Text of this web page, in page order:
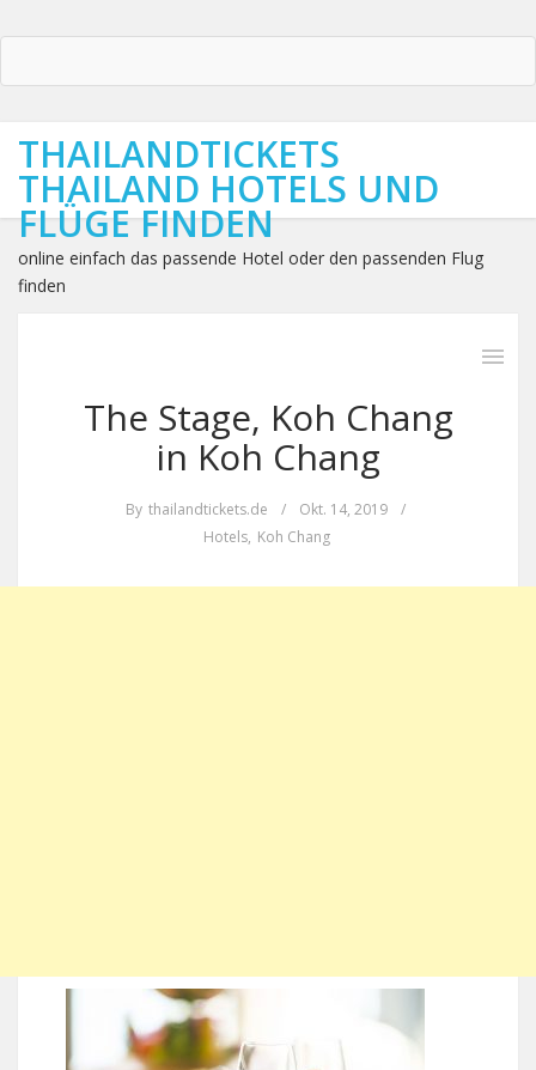
THAILANDTICKETS
THAILAND HOTELS UND
FLÜGE FINDEN
online einfach das passende Hotel oder den passenden Flug
finden
The Stage, Koh Chang
in Koh Chang
By thailandtickets.de / Okt. 14, 2019
/
Hotels, Koh Chang